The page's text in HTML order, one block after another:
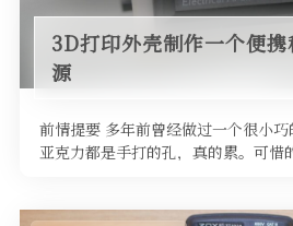
3D打印外壳制作一个便
源
前情提要 多年前曾经做过一个很小
亚克力都是手打的孔，真的累。可惜